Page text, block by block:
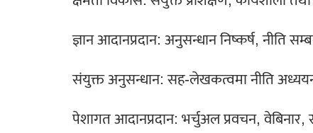
ज्ञान आदानप्रदान: अनुसन्धान निष्कर्ष, नीति
संयुक्त अनुसन्धान: सह-लेखकत्वमा नीति
पेशागत आदानप्रदान: भर्चुअल प्रवचन,